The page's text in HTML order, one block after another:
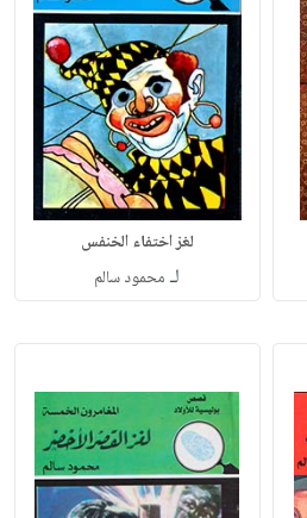
لغز اختفاء الخنفس
لـ محمود سالم